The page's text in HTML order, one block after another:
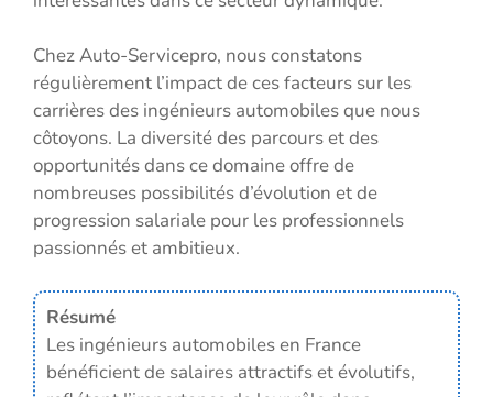
Chez Auto-Servicepro, nous constatons
régulièrement l’impact de ces facteurs sur les
carrières des ingénieurs automobiles que nous
côtoyons. La diversité des parcours et des
opportunités dans ce domaine offre de
nombreuses possibilités d’évolution et de
progression salariale pour les professionnels
passionnés et ambitieux.
Résumé
Les ingénieurs automobiles en France
bénéficient de salaires attractifs et évolutifs,